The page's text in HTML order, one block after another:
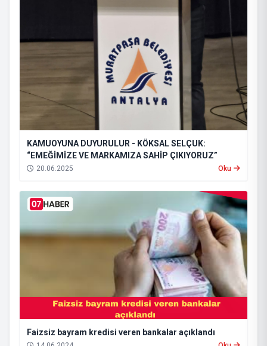
KAMUOYUNA DUYURULUR - KÖKSAL SELÇUK:
“EMEĞİMİZE VE MARKAMIZA SAHİP ÇIKIYORUZ”
20.06.2025 Oku
Faizsiz bayram kredisi veren bankalar açıklandı